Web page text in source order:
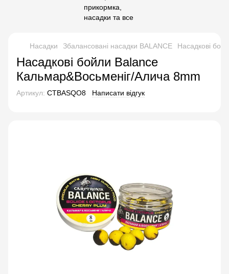
Насадки Збалансовані насадки BALANCE Насадкові
Насадкові бойли Balance
Кальмар&Восьменіг/Алича 8mm
Артикул: CTBASQO8 Написати відгук